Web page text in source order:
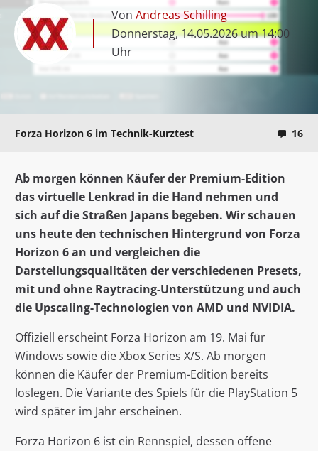
Von Andreas Schilling
Donnerstag, 14.05.2026 um 14:00
Uhr
Forza Horizon 6 im Technik-Kurztest 16
Ab morgen können Käufer der Premium-Edition
das virtuelle Lenkrad in die Hand nehmen und
sich auf die Straßen Japans begeben. Wir schauen
uns heute den technischen Hintergrund von Forza
Horizon 6 an und vergleichen die
Darstellungsqualitäten der verschiedenen Presets,
mit und ohne Raytracing-Unterstützung und auch
die Upscaling-Technologien von AMD und NVIDIA.
Offiziell erscheint Forza Horizon am 19. Mai für
Windows sowie die Xbox Series X/S. Ab morgen
können die Käufer der Premium-Edition bereits
loslegen. Die Variante des Spiels für die PlayStation 5
wird später im Jahr erscheinen.
Forza Horizon 6 ist ein Rennspiel, dessen offene